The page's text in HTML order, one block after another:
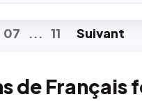
07 ... 11 Suivant
de Français